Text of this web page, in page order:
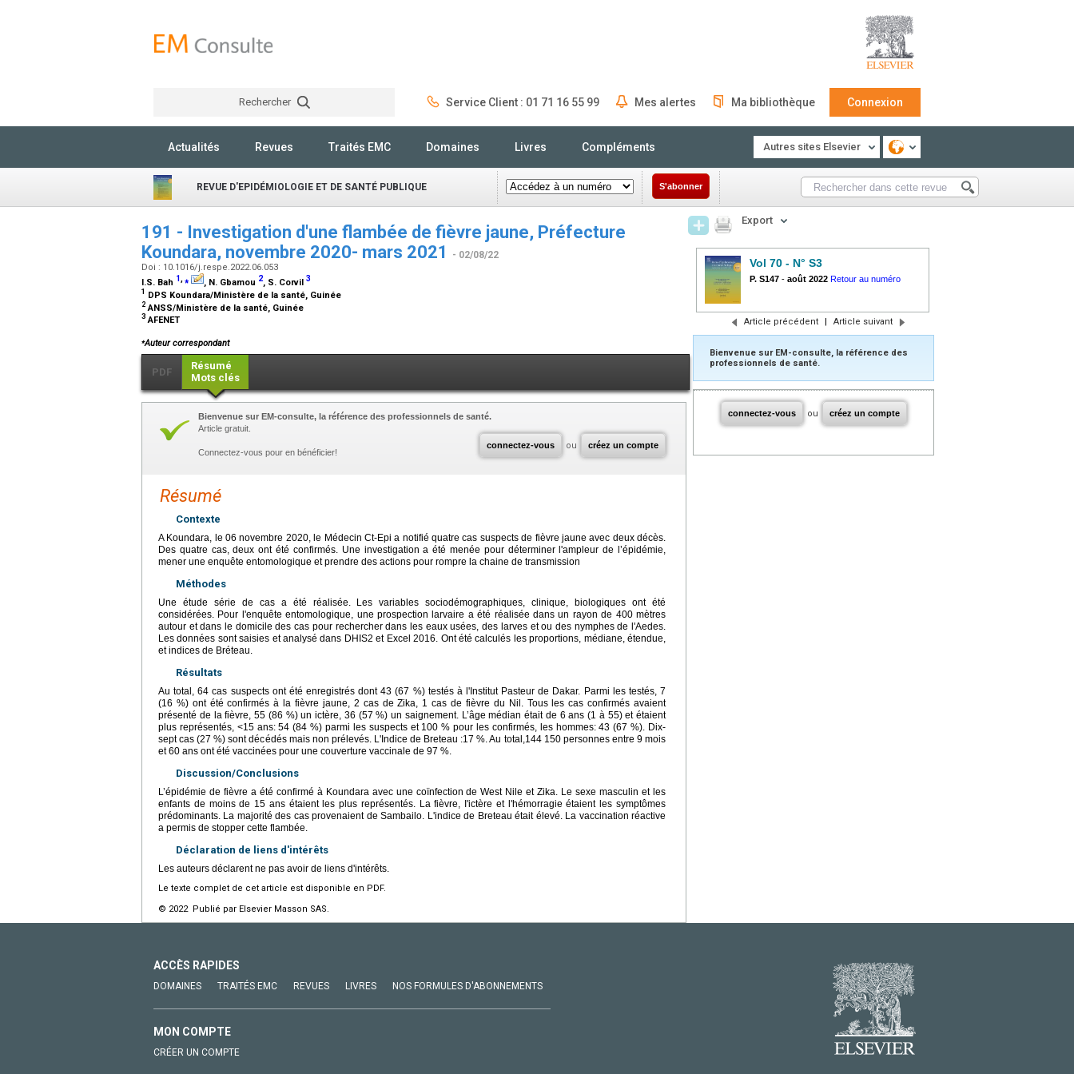
Rechercher Service Client : 01 71 16 55 99 Mes alertes Ma bibliothèque Connexion
Actualités Revues Traités EMC Domaines Livres Compléments Autres sites Elsevier
REVUE D'EPIDÉMIOLOGIE ET DE SANTÉ PUBLIQUE S'abonner
191 - Investigation d'une flambée de fièvre jaune, Préfecture
Koundara, novembre 2020- mars 2021
- 02/08/22
Doi : 10.1016/j.respe.2022.06.053
I.S. Bah 1,⁎ , N. Gbamou 2, S. Corvil 3
1 DPS Koundara/Ministère de la santé, Guinée
2 ANSS/Ministère de la santé, Guinée
3 AFENET
⁎Auteur correspondant
PDF
Résumé
Mots clés
connectez-vous ou créez un compte
Bienvenue sur EM-consulte, la référence des professionnels de santé.
Article gratuit.
Connectez-vous pour en bénéficier!
Résumé
Contexte
A Koundara, le 06 novembre 2020, le Médecin Ct-Epi a notifié quatre cas suspects de fièvre jaune avec deux décès.
Des quatre cas, deux ont été confirmés. Une investigation a été menée pour déterminer l'ampleur de l’épidémie,
mener une enquête entomologique et prendre des actions pour rompre la chaine de transmission
Méthodes
Une étude série de cas a été réalisée. Les variables sociodémographiques, clinique, biologiques ont été
considérées. Pour l'enquête entomologique, une prospection larvaire a été réalisée dans un rayon de 400 mètres
autour et dans le domicile des cas pour rechercher dans les eaux usées, des larves et ou des nymphes de l'Aedes.
Les données sont saisies et analysé dans DHIS2 et Excel 2016. Ont été calculés les proportions, médiane, étendue,
et indices de Bréteau.
Résultats
Au total, 64 cas suspects ont été enregistrés dont 43 (67 %) testés à l'Institut Pasteur de Dakar. Parmi les testés, 7
(16 %) ont été confirmés à la fièvre jaune, 2 cas de Zika, 1 cas de fièvre du Nil. Tous les cas confirmés avaient
présenté de la fièvre, 55 (86 %) un ictère, 36 (57 %) un saignement. L’âge médian était de 6 ans (1 à 55) et étaient
plus représentés, ˂15 ans: 54 (84 %) parmi les suspects et 100 % pour les confirmés, les hommes: 43 (67 %). Dix-
sept cas (27 %) sont décédés mais non prélevés. L'Indice de Breteau :17 %. Au total,144 150 personnes entre 9 mois
et 60 ans ont été vaccinées pour une couverture vaccinale de 97 %.
Discussion/Conclusions
L’épidémie de fièvre a été confirmé à Koundara avec une coïnfection de West Nile et Zika. Le sexe masculin et les
enfants de moins de 15 ans étaient les plus représentés. La fièvre, I'ictère et l'hémorragie étaient les symptômes
prédominants. La majorité des cas provenaient de Sambailo. L'indice de Breteau était élevé. La vaccination réactive
a permis de stopper cette flambée.
Déclaration de liens d'intérêts
Les auteurs déclarent ne pas avoir de liens d'intérêts.
Le texte complet de cet article est disponible en PDF.
© 2022 Publié par Elsevier Masson SAS.
Export
Vol 70 - N° S3
P. S147 - août 2022 Retour au numéro
Article précédent | Article suivant
Bienvenue sur EM-consulte, la référence des
professionnels de santé.
connectez-vous ou créez un compte
ACCÈS RAPIDES
DOMAINES TRAITÉS EMC REVUES LIVRES NOS FORMULES D'ABONNEMENTS
MON COMPTE
CRÉER UN COMPTE